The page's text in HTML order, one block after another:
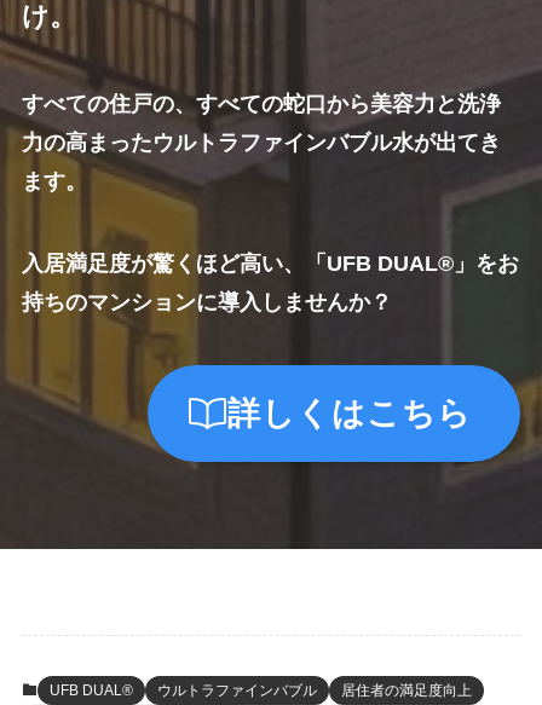
け。
すべての住戸の、すべての蛇口から美容力と洗浄
力の高まったウルトラファインバブル水が出てき
ます。
入居満足度が驚くほど高い、「UFB DUAL®」をお
持ちのマンションに導入しませんか？
詳しくはこちら
UFB DUAL® ウルトラファインバブル
居住者の満足度向上